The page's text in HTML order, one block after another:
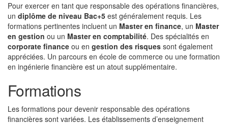
Pour exercer en tant que responsable des opérations financières,
un diplôme de niveau Bac+5 est généralement requis. Les
formations pertinentes incluent un Master en finance, un Master
en gestion ou un Master en comptabilité. Des spécialités en
corporate finance ou en gestion des risques sont également
appréciées. Un parcours en école de commerce ou une formation
en ingénierie financière est un atout supplémentaire.
Formations
Les formations pour devenir responsable des opérations
financières sont variées. Les établissements d’enseignement